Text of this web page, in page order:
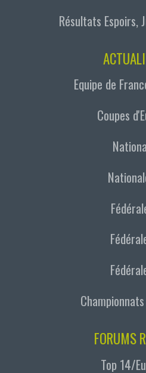
Résultats Espoirs,
Equipe de
Coupes
FORUMS
Top 14/